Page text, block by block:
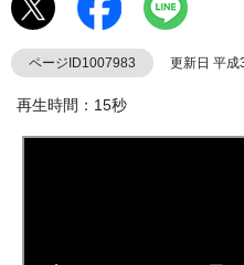
ページID1007983 更新日 平成
再生時間：15秒